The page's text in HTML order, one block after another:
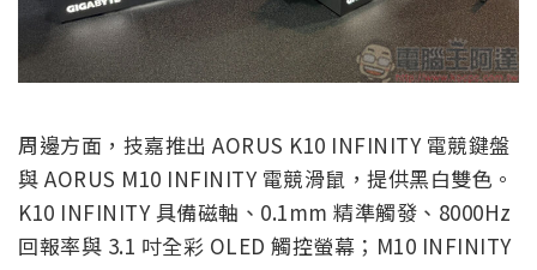
周邊方面，技嘉推出 AORUS K10 INFINITY 電競鍵盤
與 AORUS M10 INFINITY 電競滑鼠，提供黑白雙色。
K10 INFINITY 具備磁軸、0.1mm 精準觸發、8000Hz
回報率與 3.1 吋全彩 OLED 觸控螢幕；M10 INFINITY